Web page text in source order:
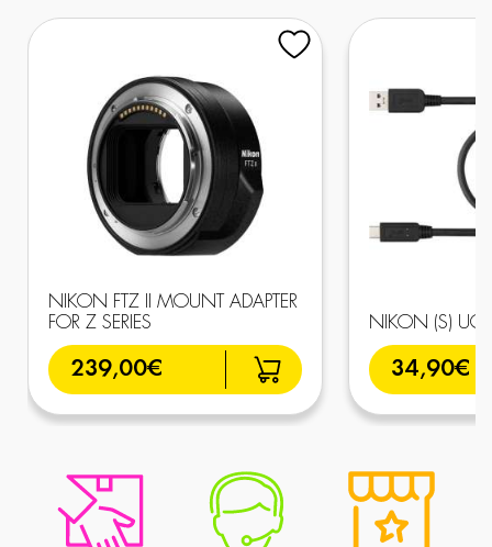
NIKON FTZ II MOUNT ADAPTER
FOR Z SERIES
239,00€
NIKON (S) UC-
34,90€